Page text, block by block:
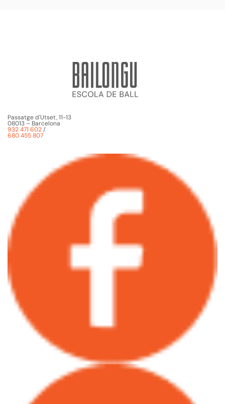
Passatge d'Utset, 11-13
08013 – Barcelona
932 471 602/
680 455 807